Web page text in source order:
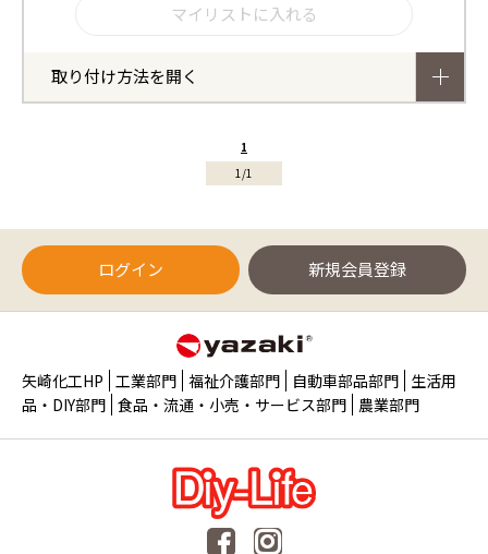
取り付け方法を開く
1/1
1
ログイン 新規会員登録
矢崎化工HP 工業部門 福祉介護部門 自動車部品部門 生活用
品・DIY部門 食品・流通・小売・サービス部門 農業部門